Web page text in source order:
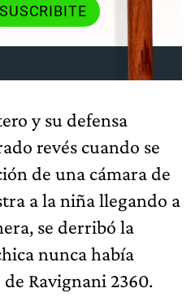
SUSCRIBITE
y su defensa
revés cuando se
de una cámara de
a la niña llegando a
se derribó la
nunca había
Ravignani 2360.